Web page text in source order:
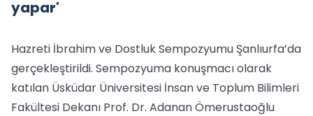
yapar'
Hazreti İbrahim ve Dostluk Sempozyumu Şanlıurfa’da
gerçekleştirildi. Sempozyuma konuşmacı olarak
katılan Üsküdar Üniversitesi İnsan ve Toplum Bilimleri
Fakültesi Dekanı Prof. Dr. Adanan Ömerustaoğlu